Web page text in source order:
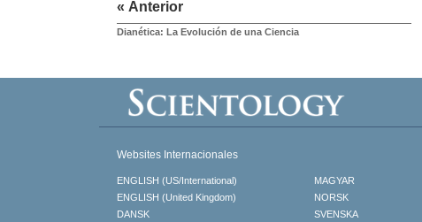
« Anterior
Dianética: La Evolución de una Ciencia
Websites Internacionales
ENGLISH (US/International)
ENGLISH (United Kingdom)
DANSK
MAGYAR
NORSK
SVENSKA